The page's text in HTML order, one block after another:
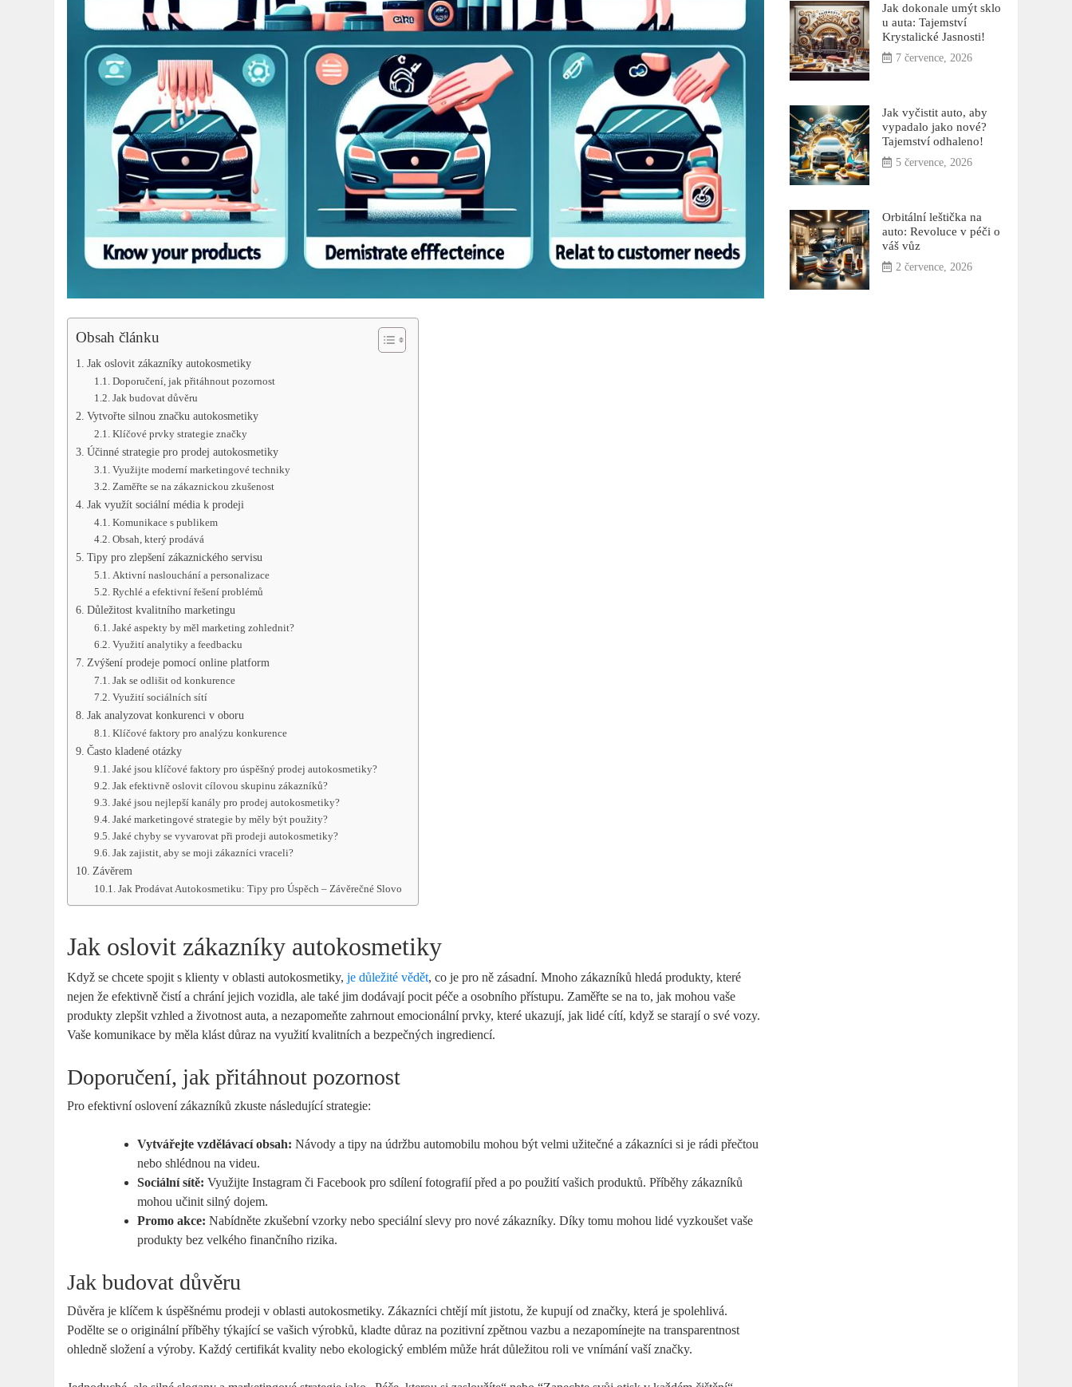
Obsah článku
Jak oslovit zákazníky autokosmetiky
Doporučení, jak přitáhnout pozornost
Jak budovat ​důvěru
Vytvořte ‍silnou⁢ značku​ autokosmetiky
Klíčové prvky strategie ​značky
Účinné‍ strategie pro prodej ⁣autokosmetiky
Využijte⁤ moderní marketingové techniky
Zaměřte se na zákaznickou‌ zkušenost
Jak​ využít sociální média k prodeji
Komunikace s publikem
Obsah, který⁢ prodává
Tipy pro zlepšení zákaznického servisu
Aktivní naslouchání⁤ a personalizace
Rychlé⁢ a efektivní řešení problémů
Důležitost kvalitního‍ marketingu
Jaké⁣ aspekty by ‌měl⁣ marketing zohlednit?
Využití analytiky a feedbacku
Zvýšení prodeje‌ pomocí online ​platform
Jak se odlišit ⁣od konkurence
Využití sociálních⁢ sítí
Jak analyzovat konkurenci v oboru
Klíčové⁣ faktory pro analýzu ⁢konkurence
Často kladené ‌otázky
Jaké jsou klíčové ⁣faktory pro úspěšný prodej autokosmetiky?
Jak efektivně oslovit cílovou skupinu zákazníků?
Jaké ⁢jsou‌ nejlepší kanály⁢ pro prodej autokosmetiky?
Jaké marketingové strategie by měly⁣ být ‍použity?
Jaké ⁣chyby se vyvarovat ‌při prodeji autokosmetiky?
Jak zajistit, ​aby⁢ se moji‌ zákazníci vraceli?
Závěrem
Jak Prodávat ⁣Autokosmetiku: Tipy pro Úspěch – Závěrečné Slovo
Jak oslovit zákazníky autokosmetiky
Když se chcete spojit s klienty v oblasti⁤ autokosmetiky,je důležité vědět, co je pro ně zásadní. ‍Mnoho zákazníků hledá produkty, které ​
nejen že​ efektivně‌ čistí a chrání jejich ‌vozidla, ale⁢ také⁢ jim dodávají pocit péče a osobního přístupu.⁢ Zaměřte se na to,‍ jak ‍mohou vaše
produkty ‍zlepšit vzhled a životnost auta, ​a nezapomeňte zahrnout emocionální prvky, které⁤ ukazují, ⁣jak ​lidé cítí, když se starají o své ⁢vozy.
Vaše komunikace by měla klást ‌důraz na využití kvalitních a⁢ bezpečných ingrediencí.
Doporučení, jak přitáhnout pozornost
Pro efektivní‌ oslovení zákazníků⁣ zkuste následující strategie:
Vytvářejte vzdělávací‍ obsah: Návody a tipy na údržbu automobilu mohou být velmi užitečné a zákazníci si ‌je rádi přečtou
nebo shlédnou na​ videu.
Sociální sítě: Využijte Instagram či Facebook ​pro sdílení fotografií před ⁤a po použití ⁢vašich produktů. Příběhy zákazníků
⁢mohou‍ učinit silný ‍dojem.
Promo akce: Nabídněte zkušební⁤ vzorky nebo speciální slevy pro nové ⁣zákazníky. Díky tomu ⁤mohou​ lidé vyzkoušet vaše
produkty bez velkého finančního rizika.
Jak budovat ​důvěru
Důvěra je klíčem‌ k úspěšnému prodeji ‍v oblasti⁣ autokosmetiky. Zákazníci ‍chtějí ⁣mít jistotu,⁤ že ‍kupují⁢ od⁤ značky, která je ​spolehlivá.
⁢Podělte‍ se o originální příběhy​ týkající se vašich výrobků, kladte důraz na pozitivní zpětnou vazbu a nezapomínejte na ⁣transparentnost
ohledně složení‌ a výroby. Každý certifikát kvality nebo ekologický⁢ emblém může hrát důležitou roli ve vnímání vaší značky.
Jak dokonale umýt sklo
u auta: Tajemství
Krystalické Jasnosti!
7 července, 2026
Jak vyčistit auto, aby
vypadalo jako nové?
Tajemství odhaleno!
5 července, 2026
Orbitální leštička na
auto: Revoluce v péči o
váš vůz
2 července, 2026